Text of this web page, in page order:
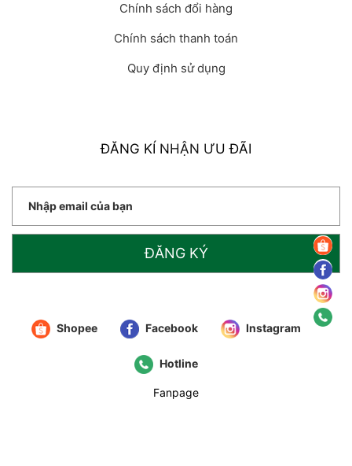
Chính sách đổi hàng
Chính sách thanh toán
Quy định sử dụng
ĐĂNG KÍ NHẬN ƯU ĐÃI
ĐĂNG KÝ
Shopee Facebook Instagram
Hotline
Fanpage